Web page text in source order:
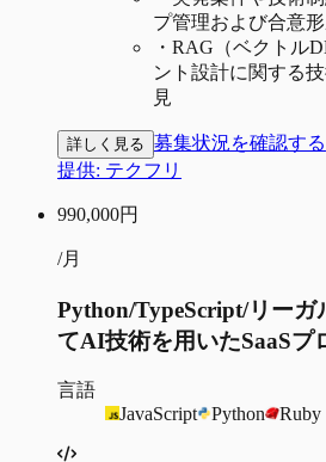
プ管理および合意
・ RAG（ベクトル
ント設計に関する
見
詳しく見る 募集状況を確認する
提供: テクフリ
990,000円
/月
Python/TypeScript/リーガ
てAI技術を用いたSaaSプ
言語
JavaScript
Python Ruby